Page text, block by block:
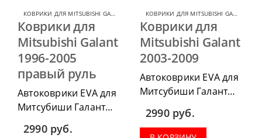
КОВРИКИ ДЛЯ MITSUBISHI GALANT КОВРИКИ ДЛЯ MITSUBISHI
Коврики для
Mitsubishi Galant
1996-2005
правый руль
Автоковрики EVA для
Митсубиши Галант
приобрести в
2990 руб.
КОВРИКИ ДЛЯ MITSUBISHI GALANT
Коврики для
Mitsubishi Galant
2003-2009
Автоковрики EVA для
Митсубиши Галант
приобрести в
комплектации:
2990 руб.